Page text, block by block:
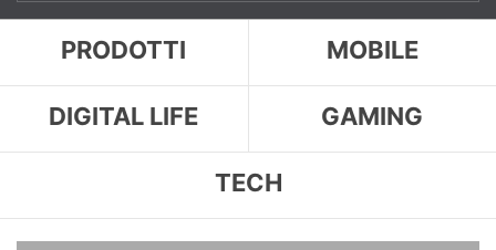
PRODOTTI MOBILE
DIGITAL LIFE GAMING
TECH